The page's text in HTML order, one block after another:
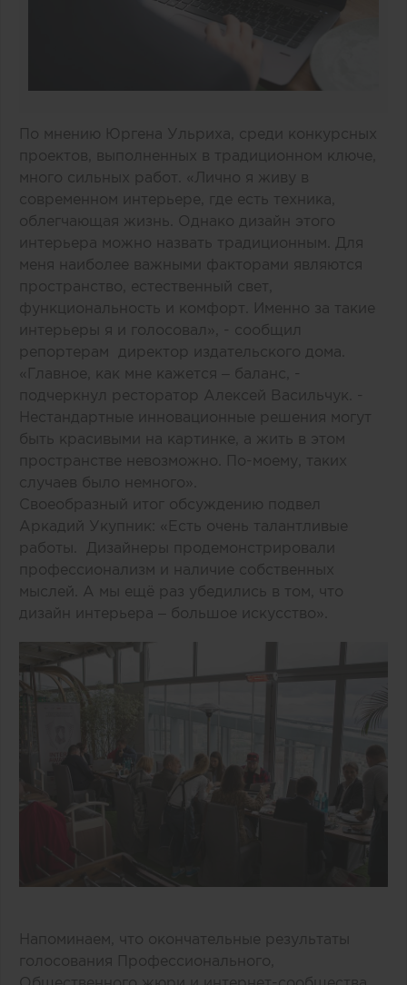
По мнению Юргена Ульриха, среди конкурсных
проектов, выполненных в традиционном ключе,
много сильных работ. «Лично я живу в
современном интерьере, где есть техника,
облегчающая жизнь. Однако дизайн этого
интерьера можно назвать традиционным. Для
меня наиболее важными факторами являются
пространство, естественный свет,
функциональность и комфорт. Именно за такие
интерьеры я и голосовал», - сообщил
репортерам директор издательского дома.
«Главное, как мне кажется – баланс, -
подчеркнул ресторатор Алексей Васильчук. -
Нестандартные инновационные решения могут
быть красивыми на картинке, а жить в этом
пространстве невозможно. По-моему, таких
случаев было немного».
Своеобразный итог обсуждению подвел
Аркадий Укупник: «Есть очень талантливые
работы. Дизайнеры продемонстрировали
профессионализм и наличие собственных
мыслей. А мы ещё раз убедились в том, что
дизайн интерьера – большое искусство».
Напоминаем, что окончательные результаты
голосования Профессионального,